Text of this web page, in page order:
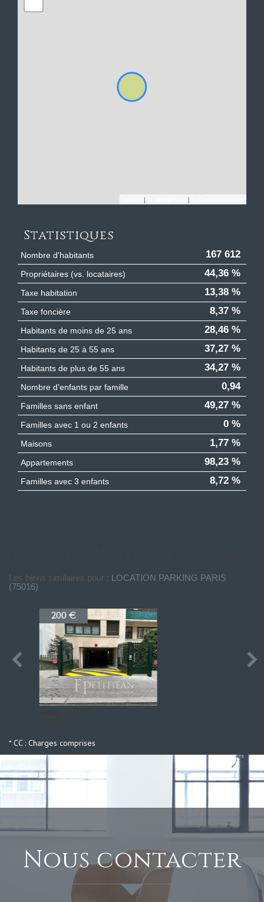
| |
Statistiques
Nombre d'habitants 167 612
Propriétaires (vs. locataires) 44,36 %
Taxe habitation 13,38 %
Taxe foncière 8,37 %
Habitants de moins de 25 ans 28,46 %
Habitants de 25 à 55 ans 37,27 %
Habitants de plus de 55 ans 34,27 %
Nombre d'enfants par famille 0,94
Familles sans enfant 49,27 %
Familles avec 1 ou 2 enfants 0 %
Maisons 1,77 %
Appartements 98,23 %
Familles avec 3 enfants 8,72 %
Les biens similaires pour : LOCATION PARKING PARIS
(75016)
240 €
* CC : Charges comprises
nous contacter